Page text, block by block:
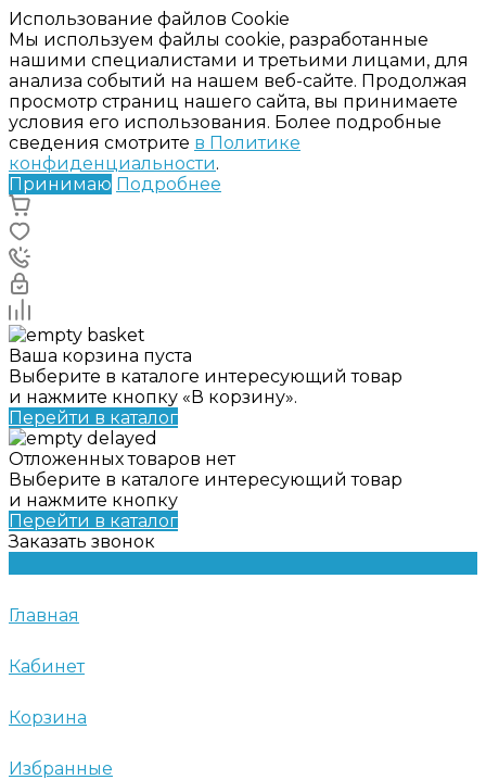
Использование файлов Cookie
Мы используем файлы cookie, разработанные
нашими специалистами и третьими лицами, для
анализа событий на нашем веб-сайте. Продолжая
просмотр страниц нашего сайта, вы принимаете
условия его использования. Более подробные
сведения смотрите в Политике
конфиденциальности.
Принимаю Подробнее
Ваша корзина пуста
Выберите в каталоге интересующий товар
и нажмите кнопку «В корзину».
Перейти в каталог
Отложенных товаров нет
Выберите в каталоге интересующий товар
и нажмите кнопку
Перейти в каталог
Заказать звонок
Главная
Кабинет
Корзина
Избранные